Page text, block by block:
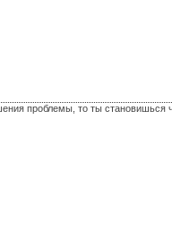
проблемы, то ты становишься